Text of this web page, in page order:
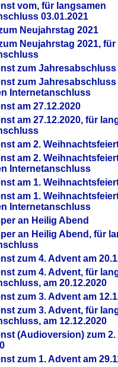
vom, für langsamen
03.01.2021
Neujahrstag 2021
Neujahrstag 2021,
zum Jahresabschluss
zum Jahresabschluss
Internetanschluss
am 27.12.2020
am 27.12.2020, für
am 2.
am 2.
Internetanschluss
am 1.
am 1.
Internetanschluss
an Heilig Abend
an Heilig Abend, für
zum 4. Advent am
zum 4. Advent, für
am 20.12.2020
zum 3. Advent am
zum 3. Advent, für
am 12.12.2020
(Audioversion) zum 2.
zum 1. Advent am